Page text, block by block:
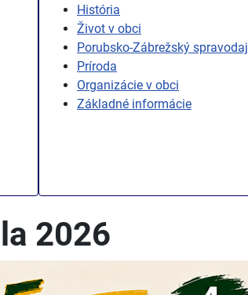
História
Život v obci
Porubsko-Zábrežský spravodaj
Príroda
Organizácie v obci
Základné informácie
2026